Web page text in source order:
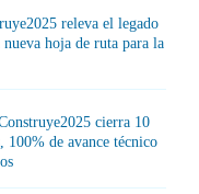
releva el legado
hoja de ruta para la
cierra 10
100% de avance técnico